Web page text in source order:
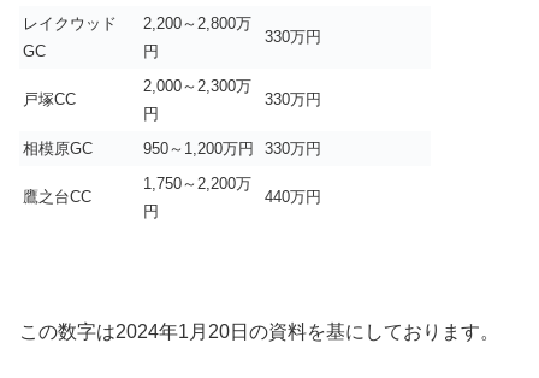
レイクウッド
GC
2,200～2,800万
円
330万円
戸塚CC
2,000～2,300万
円
330万円
相模原GC 950～1,200万円 330万円
鷹之台CC
1,750～2,200万
円
440万円
この数字は2024年1月20日の資料を基にしております。